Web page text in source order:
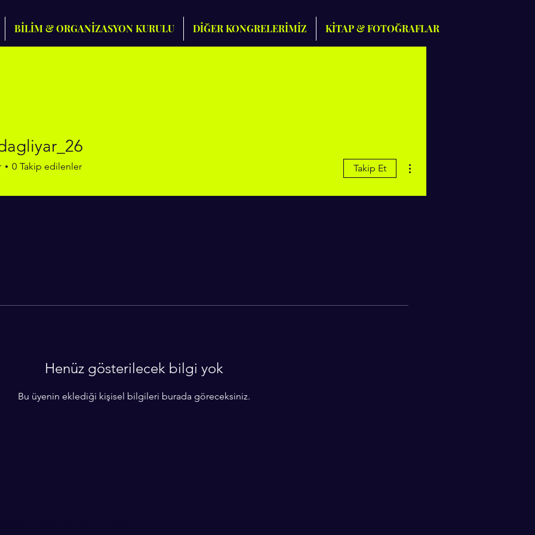
BİLİM & ORGANİZASYON KURULU DİĞER KONGRELERİMİZ KİTAP & FOTOĞRAFLAR
Henüz gösterilecek bilgi yok
Bu üyenin eklediği kişisel bilgileri burada göreceksiniz.
0 Takip edilenler Takip Et